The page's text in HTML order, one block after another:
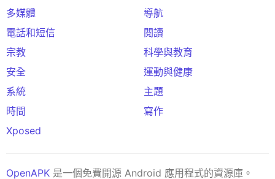
多媒體
導航
電話和短信
閱讀
宗教
科學與教育
安全
運動與健康
系統
主題
時間
寫作
Xposed
OpenAPK 是一個免費開源 Android 應用程式的資源庫。